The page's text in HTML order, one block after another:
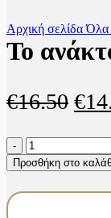
Αρχική σελίδαΌλα
Το
€16.50 €
Το
ανάκτορο
στις
Προσθήκη στο